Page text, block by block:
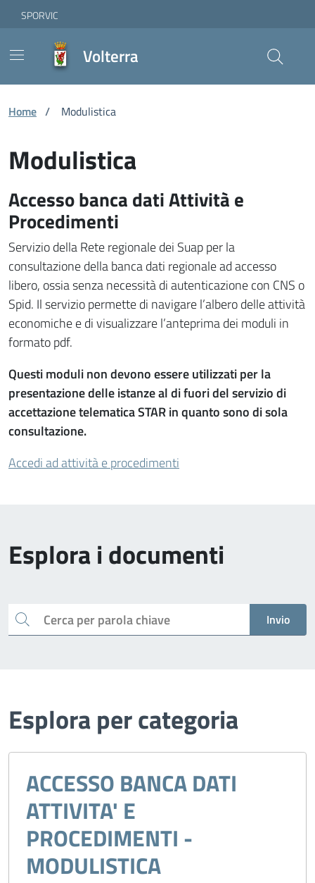
Skip to Main Content
Vai ai contenuti
Vai al footer
SPORVIC
Volterra
Home / Modulistica
Modulistica
Accesso banca dati Attività e
Procedimenti
Servizio della Rete regionale dei Suap per la
consultazione della banca dati regionale ad accesso
libero, ossia senza necessità di autenticazione con CNS o
Spid. Il servizio permette di navigare l’albero delle attività
economiche e di visualizzare l’anteprima dei moduli in
formato pdf.
Questi moduli non devono essere utilizzati per la
presentazione delle istanze al di fuori del servizio di
accettazione telematica STAR in quanto sono di sola
consultazione.
Accedi ad attività e procedimenti
Esplora i documenti
Cerca Invio
Esplora per categoria
ACCESSO BANCA DATI
ATTIVITA' E
PROCEDIMENTI -
MODULISTICA